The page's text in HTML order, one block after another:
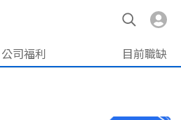
公司福利 目前職缺